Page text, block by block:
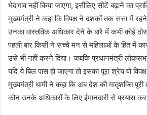
भेदभाव नहीं किया जाएगा, इसीलिए सीटें बढ़ाने का
मुख्यमंत्री ने कहा कि विपक्ष ने दशकों तक सत्ता में
उनका वास्तविक अधिकार देने के बारे में कभी कोई
पहली बार किसी ने सच्चे मन से महिलाओं के हित में
उसे भी नहीं करने दिया। जबकि प्रधानमंत्री
यदि ये बिल पास हो जाएगा तो इसका पूरा श्रेय वो
मुख्यमंत्री धामी ने कहा कि अब देश की मातृशक्ति
कौन उनके अधिकारों के लिए ईमानदारी से प्रयास कर